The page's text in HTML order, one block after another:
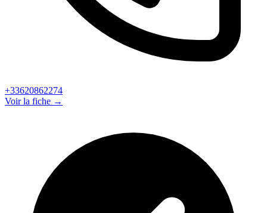
+33620862274
Voir la fiche →